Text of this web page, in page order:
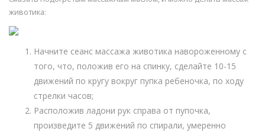
животика:
Начните сеанс массажа животика навороженному с
того, что, положив его на спинку, сделайте 10-15
движений по кругу вокруг пупка ребеночка, по ходу
стрелки часов;
Расположив ладони рук справа от пупочка,
произведите 5 движений по спирали, умеренно